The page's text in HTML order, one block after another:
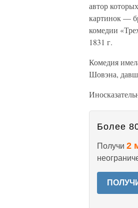
автор
картинок —
комедии
1831 г.
Комедия
Шовэна,
Более
Получи 2